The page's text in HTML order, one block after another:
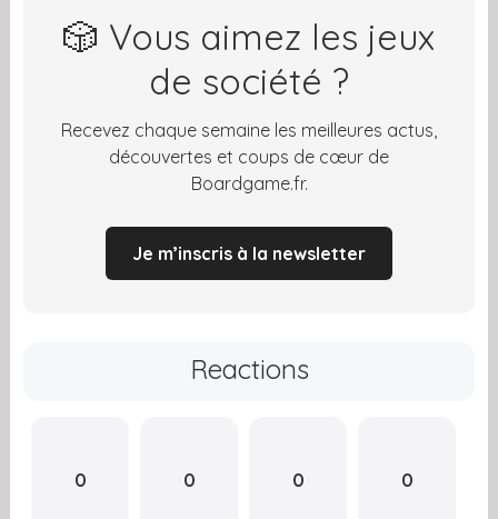
🎲 Vous aimez les jeux
de société ?
Recevez chaque semaine les meilleures actus,
découvertes et coups de cœur de
Boardgame.fr.
Je m’inscris à la newsletter
Reactions
0 0 0 0